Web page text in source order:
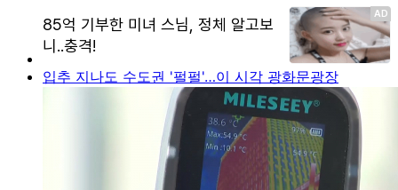
입추 지나도 수도권 '펄펄'…이 시각 광화문광장